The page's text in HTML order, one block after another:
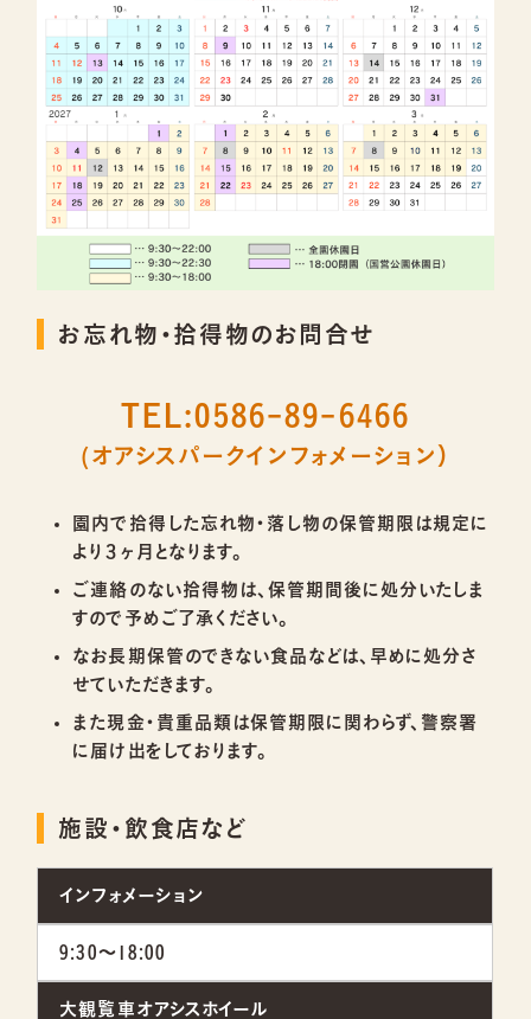
お忘れ物・拾得物のお問合せ
TEL:0586-89-6466
(オアシスパークインフォメーション）
園内で拾得した忘れ物・落し物の保管期限は規定に
より３ヶ月となります。
ご連絡のない拾得物は、保管期間後に処分いたしま
すので予めご了承ください。
なお長期保管のできない食品などは、早めに処分さ
せていただきます。
また現金・貴重品類は保管期限に関わらず、警察署
に届け出をしております。
施設・飲食店など
インフォメーション
9:30～18:00
大観覧車オアシスホイール